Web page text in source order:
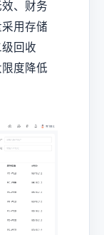
、财务
用存储
回收
度降低